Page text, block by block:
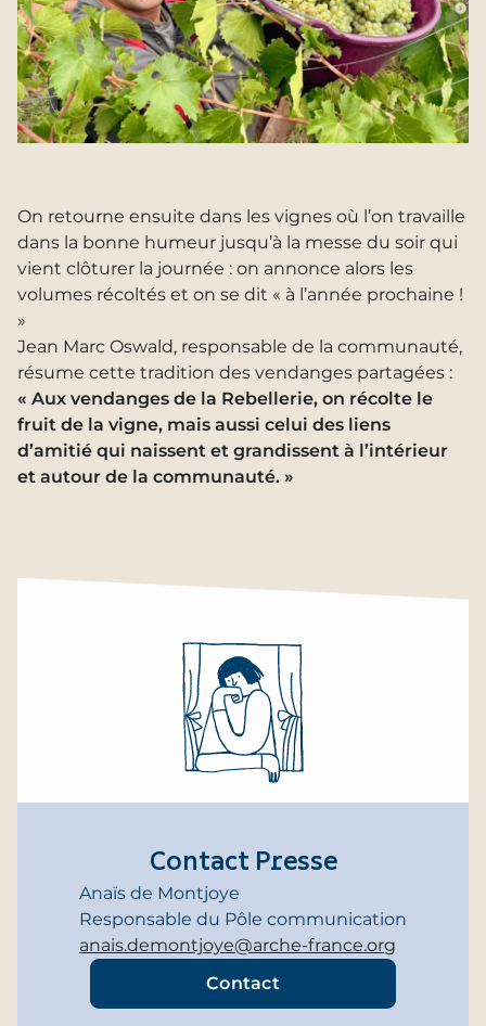
On retourne ensuite dans les vignes où l’on travaille
dans la bonne humeur jusqu’à la messe du soir qui
vient clôturer la journée : on annonce alors les
volumes récoltés et on se dit « à l’année prochaine !
»
Jean Marc Oswald, responsable de la communauté,
résume cette tradition des vendanges partagées :
« Aux vendanges de la Rebellerie, on récolte le
fruit de la vigne, mais aussi celui des liens
d’amitié qui naissent et grandissent à l’intérieur
et autour de la communauté. »
Contact Presse
Anaïs de Montjoye
Responsable du Pôle communication
anais.demontjoye@arche-france.org
Contact